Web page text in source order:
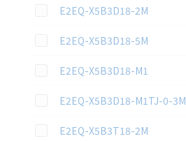
この資料を選択
E2EQ-X5B3D18-2M
この資料を選択
E2EQ-X5B3D18-5M
この資料を選択
E2EQ-X5B3D18-M1
この資料を選択
E2EQ-X5B3D18-M1TJ-0-3M
この資料を選択
E2EQ-X5B3T18-2M